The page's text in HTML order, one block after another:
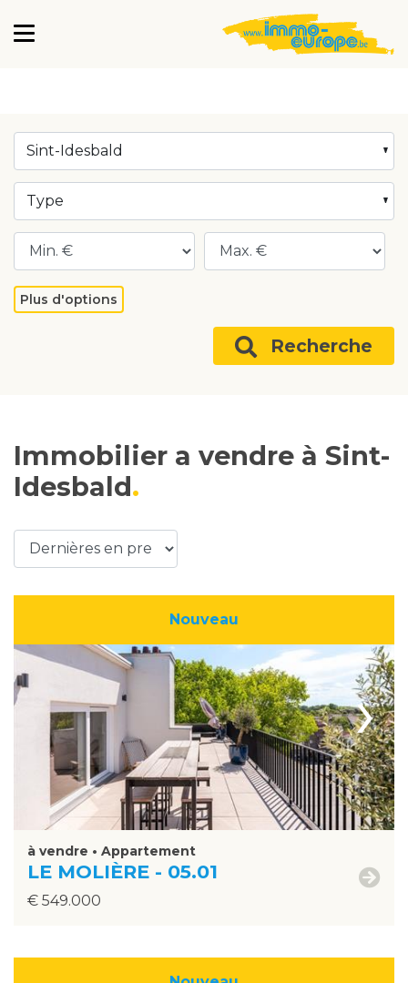
Sint-Idesbald
Type
Plus d'options
Recherche
Immobilier a vendre à Sint-
Idesbald
Nouveau
›
à vendre • Appartement
LE MOLIÈRE - 05.01
€ 549.000